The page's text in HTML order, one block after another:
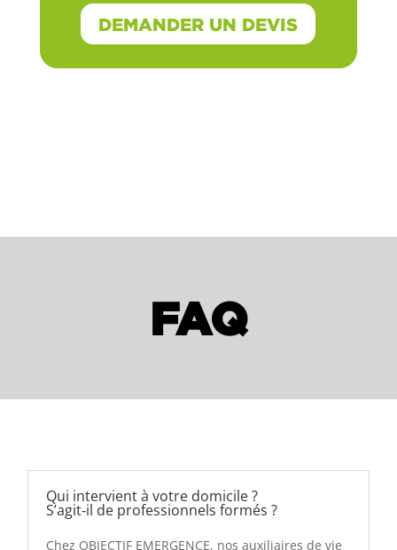
DEMANDER UN DEVIS
FAQ
Qui intervient à votre domicile ?
S’agit‑il de professionnels formés ?
Chez OBJECTIF EMERGENCE, nos auxiliaires de vie